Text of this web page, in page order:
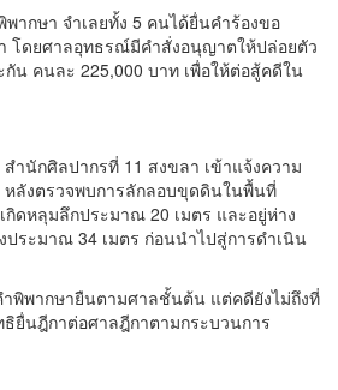
ากษา จำเลยทั้ง 5 คนได้ยื่นคำร้องขอ
โดยศาลอุทธรณ์มีคำสั่งอนุญาตให้ปล่อยตัว
น คนละ 225,000 บาท เพื่อให้ต่อสู้คดีใน
ำนักศิลปากรที่ 11 สงขลา เข้าแจ้งความ
หลังตรวจพบการลักลอบขุดดินในพื้นที่
ดหลุมลึกประมาณ 20 เมตร และอยู่ห่าง
ประมาณ 34 เมตร ก่อนนำไปสู่การดำเนิน
พิพากษายืนตามศาลชั้นต้น แต่คดียังไม่ถึงที่
ธิยื่นฎีกาต่อศาลฎีกาตามกระบวนการ